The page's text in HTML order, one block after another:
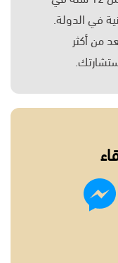
في الدولة.
وتعد من أكثر
تويتر